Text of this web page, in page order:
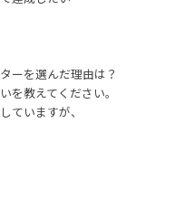
ーを選んだ理由は？
を教えてください。
ていますが、